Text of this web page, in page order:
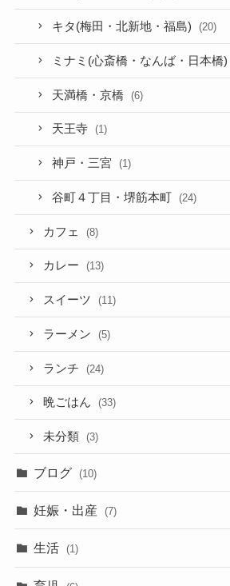
キタ(梅田・北新地・福島) (20)
ミナミ(心斎橋・なんば・日本橋)
天満橋・京橋 (6)
天王寺 (1)
神戸・三宮 (1)
谷町４丁目・堺筋本町 (24)
カフェ (8)
カレー (13)
スイーツ (11)
ラーメン (5)
ランチ (24)
晩ごはん (33)
未分類 (3)
ブログ (10)
妊娠・出産 (7)
生活 (1)